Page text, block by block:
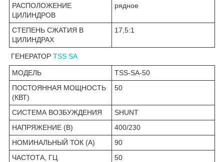
РАСПОЛОЖЕНИЕ
ЦИЛИНДРОВ
рядное
СТЕПЕНЬ СЖАТИЯ В
ЦИЛИНДРАХ
17,5:1
ГЕНЕРАТОР TSS SA
МОДЕЛЬ
TSS-SA-50
ПОСТОЯННАЯ МОЩНОСТЬ
(КВТ)
50
СИСТЕМА ВОЗБУЖДЕНИЯ
SHUNT
НАПРЯЖЕНИЕ (В)
400/230
НОМИНАЛЬНЫЙ ТОК (А)
90
ЧАСТОТА, ГЦ
50